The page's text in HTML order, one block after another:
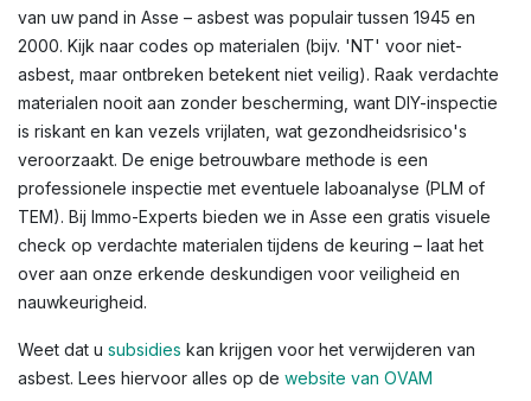
van uw pand in Asse – asbest was populair tussen 1945 en
2000. Kijk naar codes op materialen (bijv. 'NT' voor niet-
asbest, maar ontbreken betekent niet veilig). Raak verdachte
materialen nooit aan zonder bescherming, want DIY-inspectie
is riskant en kan vezels vrijlaten, wat gezondheidsrisico's
veroorzaakt. De enige betrouwbare methode is een
professionele inspectie met eventuele laboanalyse (PLM of
TEM). Bij Immo-Experts bieden we in Asse een gratis visuele
check op verdachte materialen tijdens de keuring – laat het
over aan onze erkende deskundigen voor veiligheid en
nauwkeurigheid.
Weet dat u subsidies kan krijgen voor het verwijderen van
asbest. Lees hiervoor alles op de website van OVAM